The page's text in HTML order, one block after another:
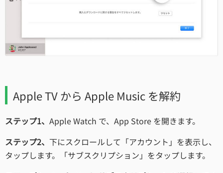
Apple TV から Apple Music を解約
ステップ1、 Apple Watch で、App Store を開きます。
ステップ2、 下にスクロールして「アカウント」を表示し、
タップします。「サブスクリプション」をタップします。